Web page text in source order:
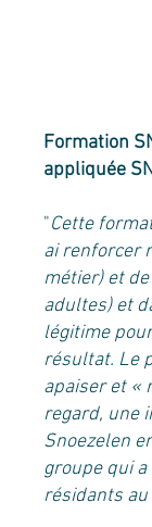
Formation
appliquée
"Cette
ai renforcer
métier) et
adultes) et
légitime
résultat. Le
apaiser et «
regard, une
Snoezelen
groupe qui
résidants